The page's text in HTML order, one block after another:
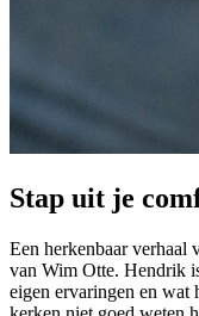
Stap uit je
Een herkenbaar verhaal
van Wim Otte. Hendrik
eigen ervaringen en wat